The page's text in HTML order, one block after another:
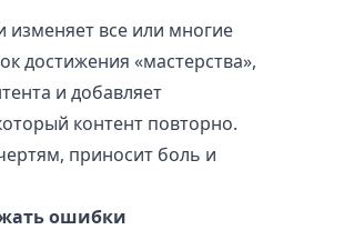
все или многие
достижения «мастерства»,
и добавляет
контент повторно.
приносит боль и
ошибки